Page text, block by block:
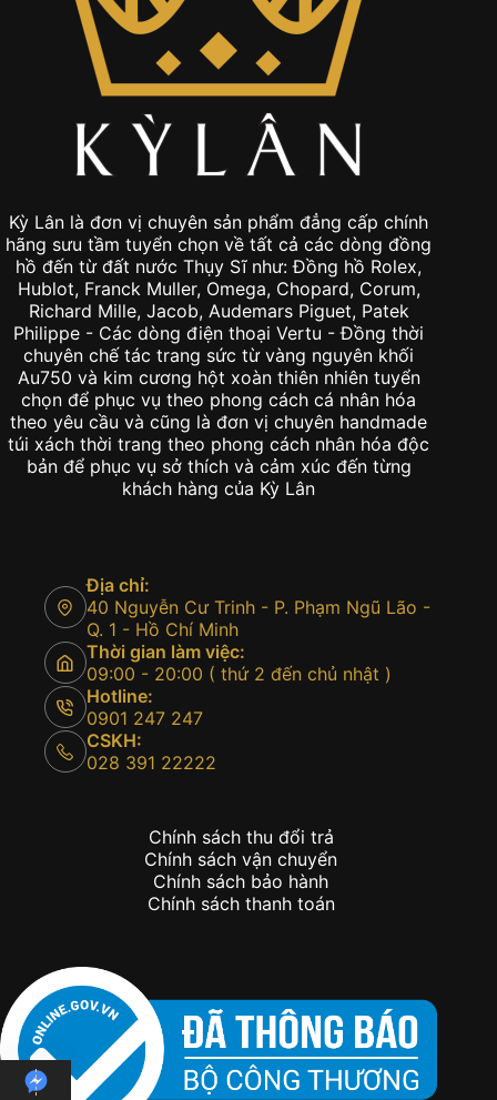
Kỳ Lân là đơn vị chuyên sản phẩm đẳng cấp chính
hãng sưu tầm tuyển chọn về tất cả các dòng đồng
hồ đến từ đất nước Thụy Sĩ như: Đồng hồ Rolex,
Hublot, Franck Muller, Omega, Chopard, Corum,
Richard Mille, Jacob, Audemars Piguet, Patek
Philippe - Các dòng điện thoại Vertu - Đồng thời
chuyên chế tác trang sức từ vàng nguyên khối
Au750 và kim cương hột xoàn thiên nhiên tuyển
chọn để phục vụ theo phong cách cá nhân hóa
theo yêu cầu và cũng là đơn vị chuyên handmade
túi xách thời trang theo phong cách nhân hóa độc
bản để phục vụ sở thích và cảm xúc đến từng
khách hàng của Kỳ Lân
Địa chỉ:
40 Nguyễn Cư Trinh - P. Phạm Ngũ Lão -
Q. 1 - Hồ Chí Minh
Thời gian làm việc:
09:00 - 20:00 ( thứ 2 đến chủ nhật )
Hotline:
0901 247 247
CSKH:
028 391 22222
Chính sách thu đổi trả
Chính sách vận chuyển
Chính sách bảo hành
Chính sách thanh toán